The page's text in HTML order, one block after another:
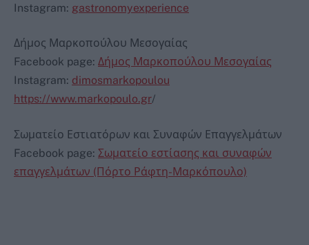
Instagram: gastronomyexperience
Δήμος Μαρκοπούλου Μεσογαίας
Facebook page: Δήμος Μαρκοπούλου Μεσογαίας
Instagram: dimosmarkopoulou
https://www.markopoulo.gr/
Σωματείο Εστιατόρων και Συναφών Επαγγελμάτων
Facebook page: Σωματείο εστίασης και συναφών
επαγγελμάτων (Πόρτο Ράφτη-Μαρκόπουλο)